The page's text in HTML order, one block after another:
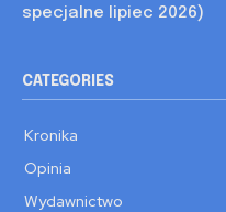
specjalne lipiec 2026)
CATEGORIES
Kronika
Opinia
Wydawnictwo